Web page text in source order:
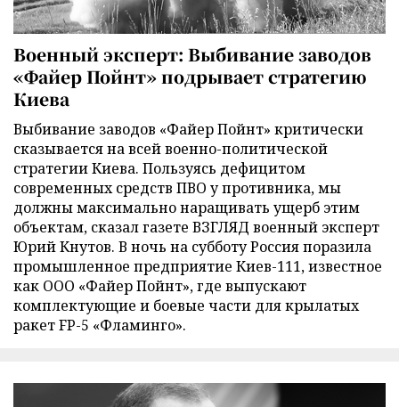
Военный эксперт: Выбивание заводов
«Файер Пойнт» подрывает стратегию
Киева
Выбивание заводов «Файер Пойнт» критически
сказывается на всей военно-политической
стратегии Киева. Пользуясь дефицитом
современных средств ПВО у противника, мы
должны максимально наращивать ущерб этим
объектам, сказал газете ВЗГЛЯД военный эксперт
Юрий Кнутов. В ночь на субботу Россия поразила
промышленное предприятие Киев-111, известное
как ООО «Файер Пойнт», где выпускают
комплектующие и боевые части для крылатых
ракет FP-5 «Фламинго».